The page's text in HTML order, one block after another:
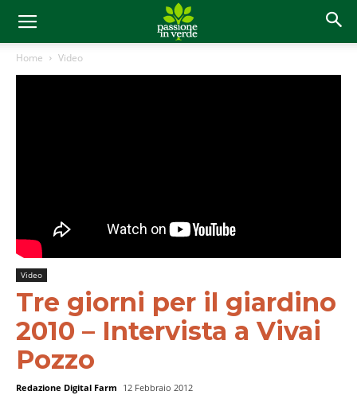
Home Video
Video
Tre giorni per il giardino
2010 – Intervista a Vivai
Pozzo
Redazione Digital Farm 12 Febbraio 2012